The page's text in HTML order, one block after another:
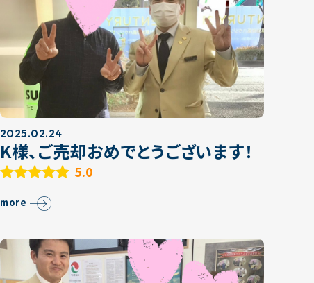
2025.02.24
K様、ご売却おめでとうございます！
5.0
more